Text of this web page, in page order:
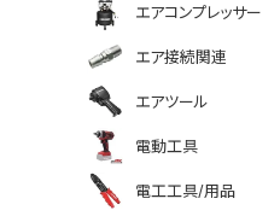
エアコンプレッサー
エア接続関連
エアツール
電動工具
電工工具/用品